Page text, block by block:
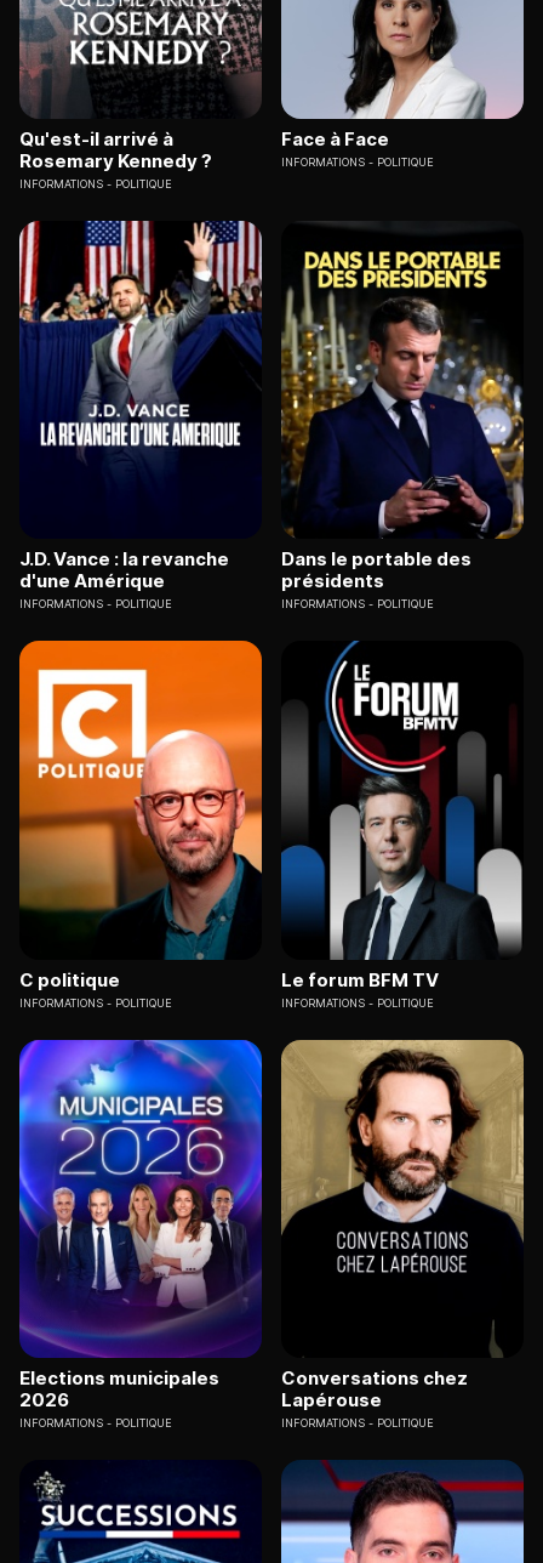
Qu'est-il arrivé à
Rosemary Kennedy ?
INFORMATIONS POLITIQUE
Face à Face
INFORMATIONS POLITIQUE
J.D. Vance : la revanche
d'une Amérique
INFORMATIONS POLITIQUE
Dans le portable des
présidents
INFORMATIONS POLITIQUE
C politique
INFORMATIONS POLITIQUE
Le forum BFM TV
INFORMATIONS POLITIQUE
Elections municipales
2026
INFORMATIONS POLITIQUE
Conversations chez
Lapérouse
INFORMATIONS POLITIQUE